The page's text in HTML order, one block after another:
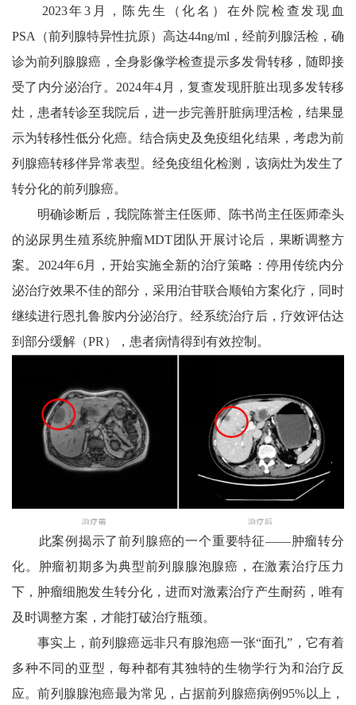
2023年3月，陈先生（化名）在外院检查发现血
PSA（前列腺特异性抗原）高达44ng/ml，经前列腺活检，确
诊为前列腺腺癌，全身影像学检查提示多发骨转移，随即接
受了内分泌治疗。2024年4月，复查发现肝脏出现多发转移
灶，患者转诊至我院后，进一步完善肝脏病理活检，结果显
示为转移性低分化癌。结合病史及免疫组化结果，考虑为前
列腺癌转移伴异常表型。经免疫组化检测，该病灶为发生了
转分化的前列腺癌。
明确诊断后，我院陈誉主任医师、陈书尚主任医师牵头
的泌尿男生殖系统肿瘤MDT团队开展讨论后，果断调整方
案。2024年6月，开始实施全新的治疗策略：停用传统内分
泌治疗效果不佳的部分，采用泊苷联合顺铂方案化疗，同时
继续进行恩扎鲁胺内分泌治疗。经系统治疗后，疗效评估达
到部分缓解（PR），患者病情得到有效控制。
此案例揭示了前列腺癌的一个重要特征——肿瘤转分
化。肿瘤初期多为典型前列腺腺泡腺癌，在激素治疗压力
下，肿瘤细胞发生转分化，进而对激素治疗产生耐药，唯有
及时调整方案，才能打破治疗瓶颈。
事实上，前列腺癌远非只有腺泡癌一张“面孔”，它有着
多种不同的亚型，每种都有其独特的生物学行为和治疗反
应。前列腺腺泡癌最为常见，占据前列腺癌病例95%以上，